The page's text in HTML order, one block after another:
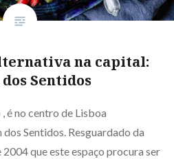
na capital:
Sentidos
é no centro de Lisboa
Sentidos. Resguardado da
que este espaço procura ser